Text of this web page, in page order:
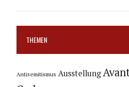
THEMEN
Antisemitismus Ausstellung